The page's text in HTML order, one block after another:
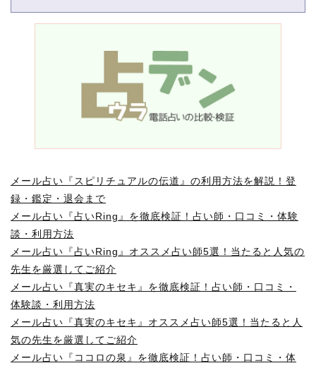
メール占い『スピリチュアルの伝道』の利用方法を解説！登
録・鑑定・退会まで
メール占い『占いRing』を徹底検証！占い師・口コミ・体験
談・利用方法
メール占い『占いRing』オススメ占い師5選！当たると人気の
先生を厳選してご紹介
メール占い『真実のキセキ』を徹底検証！占い師・口コミ・
体験談・利用方法
メール占い『真実のキセキ』オススメ占い師5選！当たると人
気の先生を厳選してご紹介
メール占い『ココロの泉』を徹底検証！占い師・口コミ・体